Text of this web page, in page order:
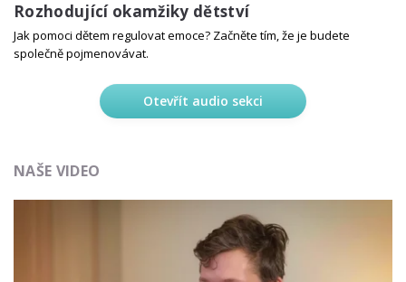
Rozhodující okamžiky dětství
Jak pomoci dětem regulovat emoce? Začněte tím, že je budete
společně pojmenovávat.
Otevřít audio sekci
NAŠE VIDEO